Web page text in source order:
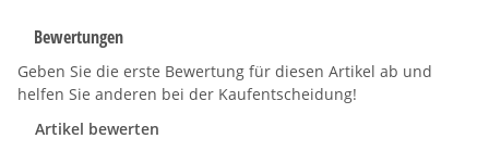
Bewertungen
Geben Sie die erste Bewertung für diesen Artikel ab und
helfen Sie anderen bei der Kaufentscheidung!
Artikel bewerten